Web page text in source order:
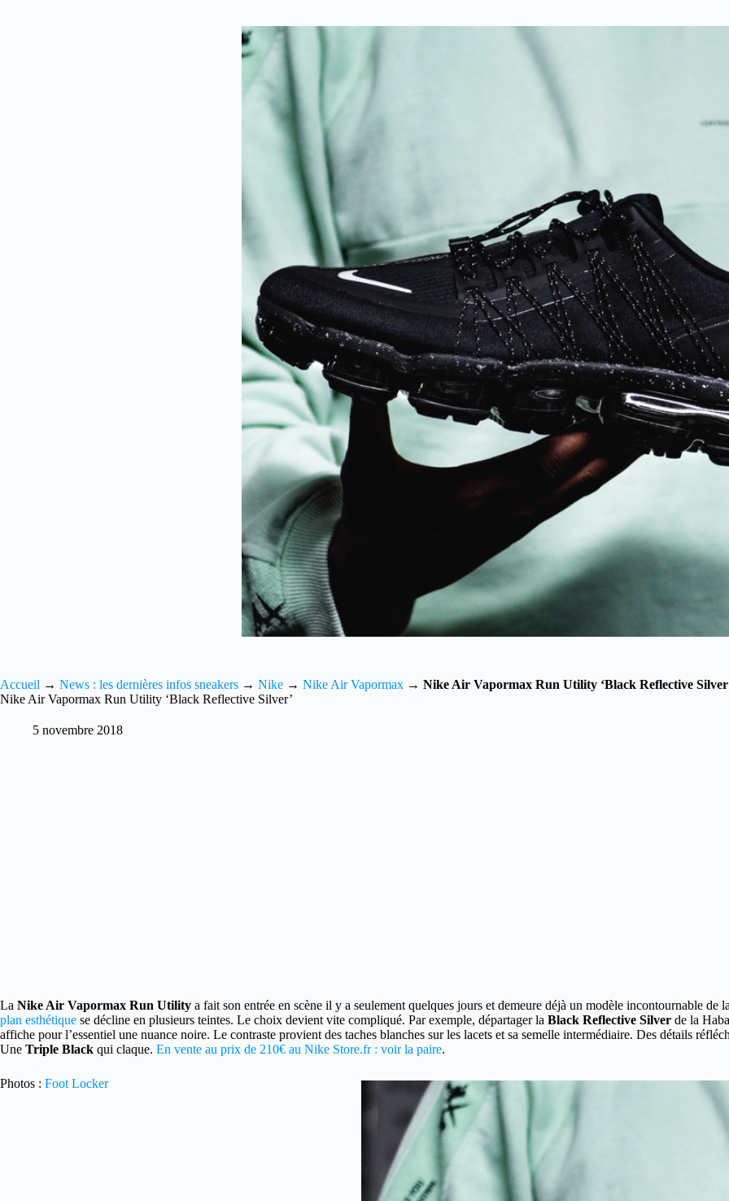
Accueil → News : les dernières infos sneakers → Nike → Nike Air Vapormax → Nike Air Vapormax Run Utility ‘Black Reflective
Nike Air Vapormax Run Utility ‘Black Reflective Silver’
5 novembre 2018
La Nike Air Vapormax Run Utility a fait son entrée en scène il y a seulement quelques jours et demeure déjà un modèle incontournable de
plan esthétique se décline en plusieurs teintes. Le choix devient vite compliqué. Par exemple, départager la Black Reflective Silver de la
affiche pour l’essentiel une nuance noire. Le contraste provient des taches blanches sur les lacets et sa semelle intermédiaire. Des détails
Une Triple Black qui claque. En vente au prix de 210€ au Nike Store.fr : voir la paire.
Photos : Foot Locker